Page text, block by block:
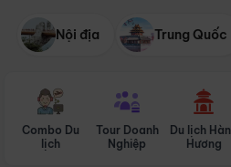
Nội địa Trung Quốc
Combo Du
lịch
Tour Doanh
Nghiệp
Du lịch
Hương